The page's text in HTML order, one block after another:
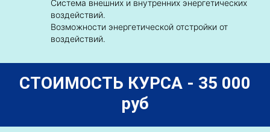
Система внешних и внутренних энергетических
воздействий.
Возможности энергетической отстройки от
воздействий.
СТОИМОСТЬ КУРСА - 35 000
руб